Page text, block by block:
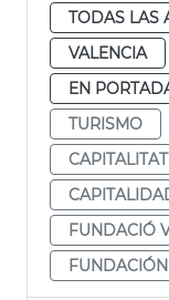
TODAS LAS
VALENCIA
EN
TURISMO
FUNDACIÓ